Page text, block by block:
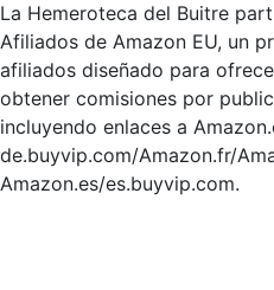
La Hemeroteca del Buitre
Afiliados de Amazon EU, un
afiliados diseñado para
obtener comisiones por
incluyendo enlaces a
de.buyvip.com/Amazon.fr/
Amazon.es/es.buyvip.com.